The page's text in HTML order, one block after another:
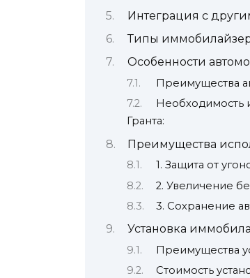
Интеграция с
Типы
Особенности
Преимущества
Необходимость
Гранта:
Преимущества
1. Защита от
2. Увеличение
3. Сохранение
Установка
Преимущества
Стоимость